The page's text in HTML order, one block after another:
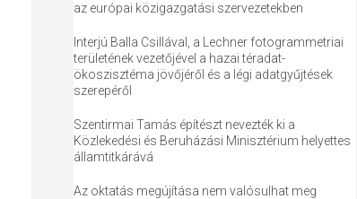
az európai közigazgatási szervezetekben
Interjú Balla Csillával, a Lechner fotogrammetriai
területének vezetőjével a hazai téradat-
ökoszisztéma jövőjéről és a légi adatgyűjtések
szerepéről
Szentirmai Tamás építészt nevezték ki a
Közlekedési és Beruházási Minisztérium helyettes
államtitkárává
Az oktatás megújítása nem valósulhat meg